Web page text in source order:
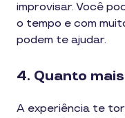
improvisar. Você
o tempo e com
podem te ajudar.
4. Quanto
A experiência te